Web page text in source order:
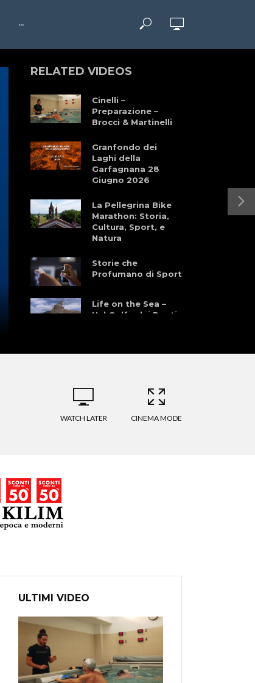
···
RELATED VIDEOS
Cinelli –
Preparazione –
Brocci & Martinelli
Granfondo dei
Laghi della
Garfagnana 28
Giugno 2026
La Pellegrina Bike
Marathon: Storia,
Cultura, Sport, e
Natura
Storie che
Profumano di Sport
Life on the Sea –
Nel Golfo dei Poeti
WATCH LATER CINEMA MODE
ULTIMI VIDEO